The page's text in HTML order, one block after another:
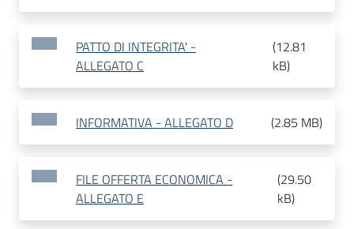
PATTO DI INTEGRITA' -
ALLEGATO C
(12.81
kB)
INFORMATIVA - ALLEGATO D (2.85 MB)
FILE OFFERTA ECONOMICA -
ALLEGATO E
(29.50
kB)